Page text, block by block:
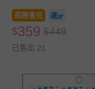
即將售完
$359 $449
已售出 21